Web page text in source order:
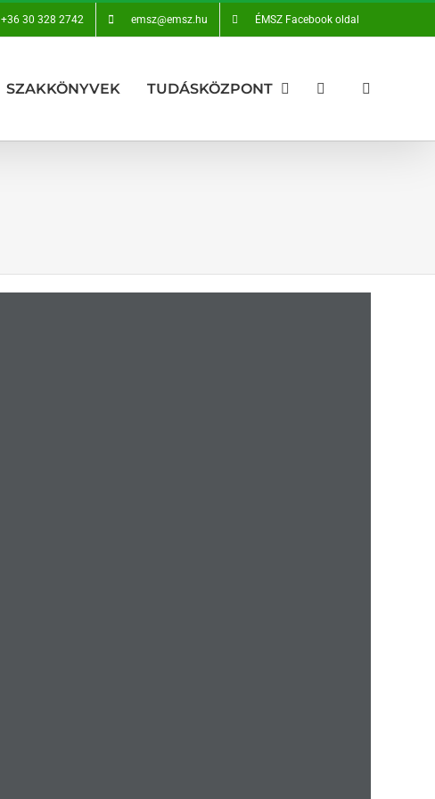
+36 30 328 2742 emsz@emsz.hu ÉMSZ Facebook oldal
SZAKKÖNYVEK TUDÁSKÖZPONT